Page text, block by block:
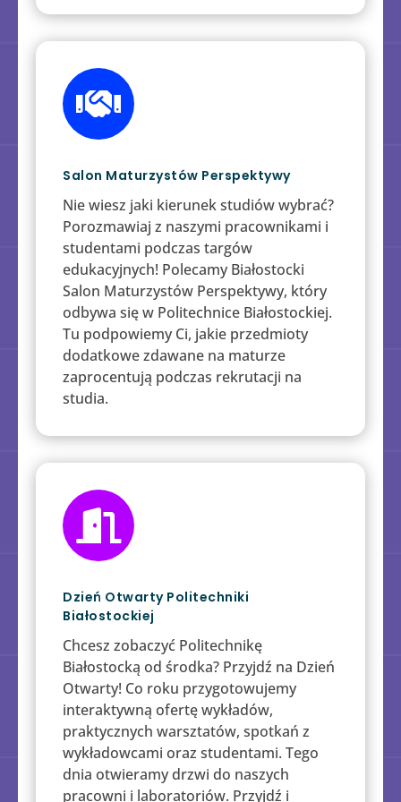

Salon Maturzystów Perspektywy
Nie wiesz jaki kierunek studiów wybrać?
Porozmawiaj z naszymi pracownikami i
studentami podczas targów
edukacyjnych! Polecamy Białostocki
Salon Maturzystów Perspektywy, który
odbywa się w Politechnice Białostockiej.
Tu podpowiemy Ci, jakie przedmioty
dodatkowe zdawane na maturze
zaprocentują podczas rekrutacji na
studia.

Dzień Otwarty Politechniki
Białostockiej
Chcesz zobaczyć Politechnikę
Białostocką od środka? Przyjdź na Dzień
Otwarty! Co roku przygotowujemy
interaktywną ofertę wykładów,
praktycznych warsztatów, spotkań z
wykładowcami oraz studentami. Tego
dnia otwieramy drzwi do naszych
pracowni i laboratoriów. Przyjdź i